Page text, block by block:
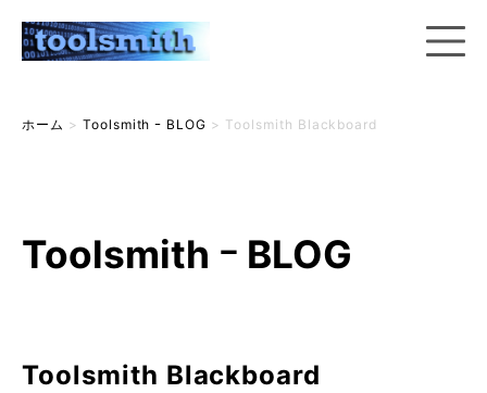
ホーム > Toolsmith ｰ BLOG > Toolsmith Blackboard
Toolsmith ｰ BLOG
Toolsmith Blackboard